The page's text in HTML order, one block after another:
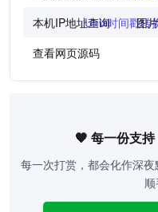
本机IP地址查询Unix时间戳转
图
查看网页源码
🧡 每一份支
每一次打赏，都会化作深
顺